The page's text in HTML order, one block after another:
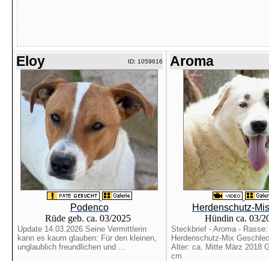
Eloy ID: 1059616
Podenco
Rüde geb. ca. 03/2025
Update 14.03.2026 Seine Vermittlerin
kann es kaum glauben: Für den kleinen,
unglaublich freundlichen und ...
Aroma
Herdenschutz-
Hündin ca. 03/
Steckbrief - Aroma - Rasse:
Herdenschutz-Mix
Alter: ca. Mitte März 2018
cm